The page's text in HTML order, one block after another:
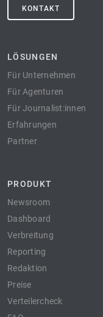
KONTAKT
LÖSUNGEN
Für Unternehmen
Für Agenturen
Für Journalist:innen
Erfahrungen
Partner
PRODUKT
Newsroom
Dashboard
Verbreitung
Reporting
Redaktion
Preise
Verteilercheck